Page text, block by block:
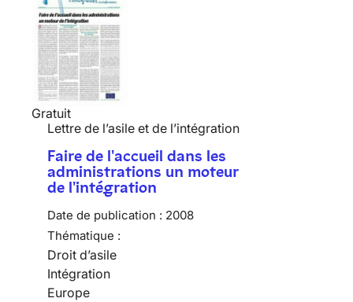
Gratuit
Lettre de l’asile et de l’intégration
Faire de l'accueil dans les
administrations un moteur
de l'intégration
Date de publication : 2008
Thématique :
Droit d’asile
Intégration
Europe